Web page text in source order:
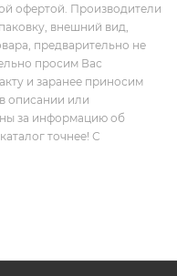
офертой. Производители
внешний вид,
предварительно не
просим Вас
и заранее приносим
описании или
за информацию об
точнее! С